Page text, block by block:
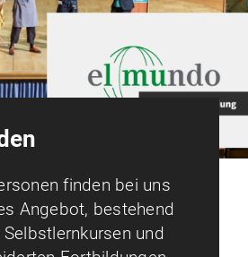
finden bei uns
Angebot, bestehend
und